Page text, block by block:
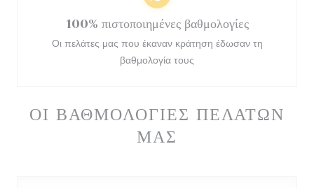
ΟΙ ΒΑΘΜΟΛΟΓΊΕΣ ΠΕΛΑΤΏΝ
ΜΑΣ
100% πιστοποιημένες βαθμολογίες
Οι πελάτες μας που έκαναν κράτηση έδωσαν τη
βαθμολογία τους